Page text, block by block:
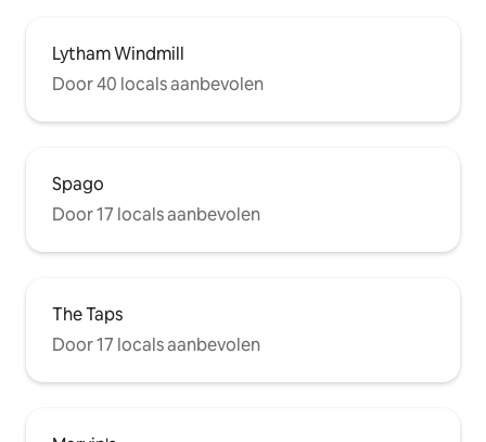
Lytham Windmill
Door 40 locals aanbevolen
Spago
Door 17 locals aanbevolen
The Taps
Door 17 locals aanbevolen